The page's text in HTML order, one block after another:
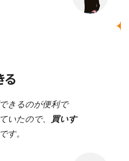
る
きるのが便利で
いたので、
買いす
です。